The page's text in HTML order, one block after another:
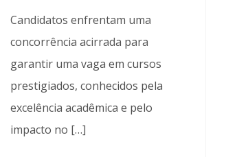
Candidatos enfrentam uma
concorrência acirrada para
garantir uma vaga em cursos
prestigiados, conhecidos pela
excelência acadêmica e pelo
impacto no […]